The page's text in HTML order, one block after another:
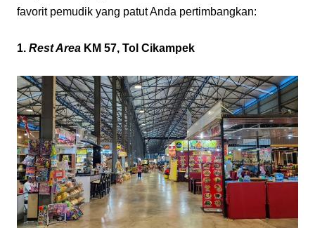
favorit pemudik yang patut Anda pertimbangkan:
1. Rest Area KM 57, Tol Cikampek